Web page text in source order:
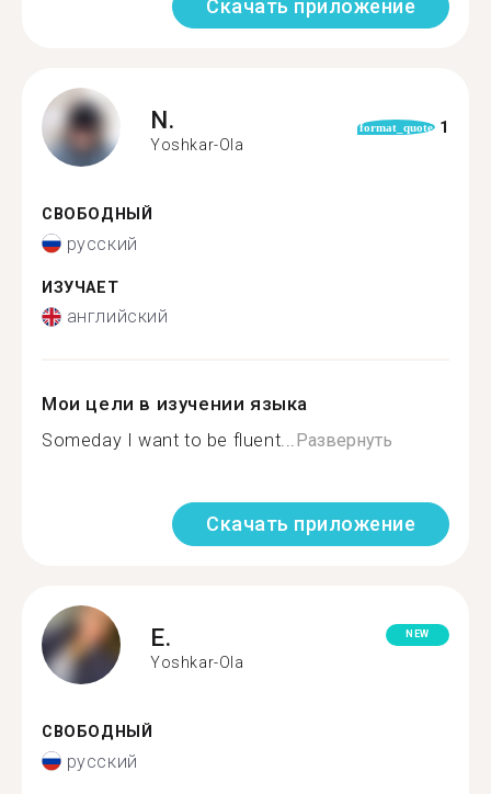
Скачать приложение
N.
Yoshkar-Ola
format_quote 1
СВОБОДНЫЙ
русский
ИЗУЧАЕТ
английский
Мои цели в изучении языка
Someday I want to be fluent...Развернуть
Скачать приложение
E.
Yoshkar-Ola
NEW
СВОБОДНЫЙ
русский